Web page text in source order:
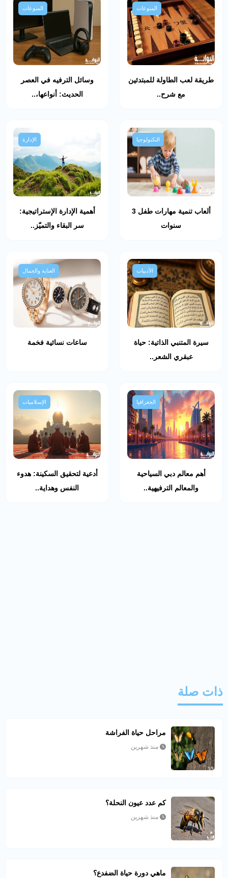
المنوعات
طريقة لعب الطاولة للمبتدئين
مع شرح..
المنوعات
وسائل الترفيه في العصر
الحديث: أنواعها،..
التكنولوجيا
ألعاب تنمية مهارات طفل 3
سنوات
الإدارة
أهمية الإدارة الإستراتيجية:
سر البقاء والتميّز..
الأدبيات
سيرة المتنبي الذاتية: حياة
عبقري الشعر..
العناية والجمال
ساعات نسائية فخمة
الجغرافيا
أهم معالم دبي السياحية
والمعالم الترفيهية..
الإسلاميات
أدعية لتحقيق السكينة: هدوء
النفس وهداية..
ذات صلة
مراحل حياة الفراشة
منذ شهرين
كم عدد عيون النحلة؟
منذ شهرين
ماهي دورة حياة الضفدع؟